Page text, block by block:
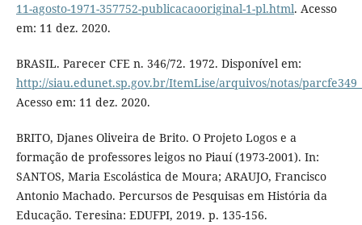
11-agosto-1971-357752-publicacaooriginal-1-pl.html. Acesso
em: 11 dez. 2020.
BRASIL. Parecer CFE n. 346/72. 1972. Disponível em:
http://siau.edunet.sp.gov.br/ItemLise/arquivos/notas/
Acesso em: 11 dez. 2020.
BRITO, Djanes Oliveira de Brito. O Projeto Logos e a
formação de professores leigos no Piauí (1973-2001). In:
SANTOS, Maria Escolástica de Moura; ARAUJO, Francisco
Antonio Machado. Percursos de Pesquisas em História da
Educação. Teresina: EDUFPI, 2019. p. 135-156.